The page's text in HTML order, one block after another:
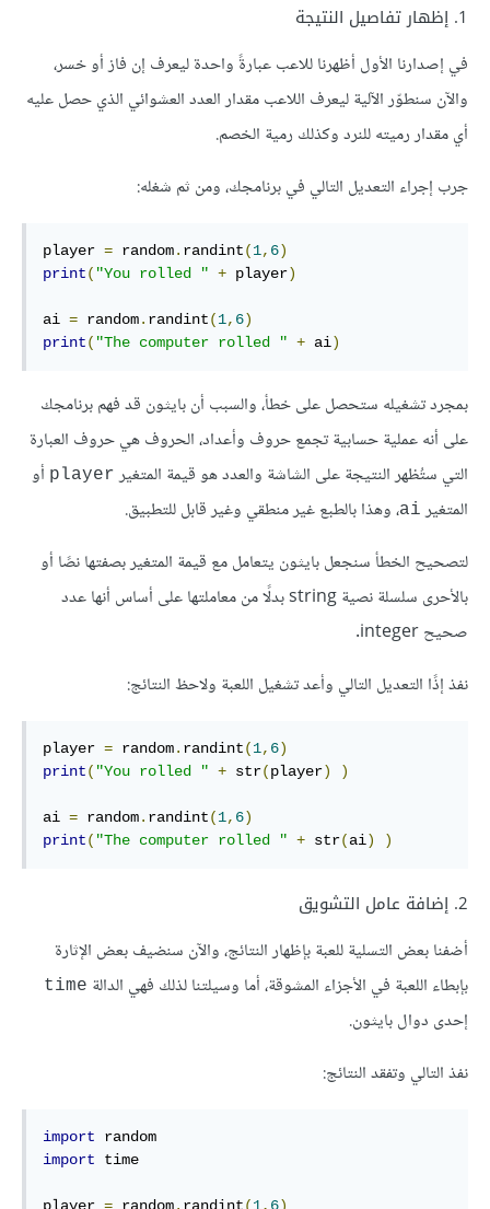
1. إظهار تفاصيل النتيجة
في إصدارنا الأول أظهرنا للاعب عبارةً واحدة ليعرف إن فاز أو خسر،
والآن سنطوّر الآلية ليعرف اللاعب مقدار العدد العشوائي الذي حصل عليه
أي مقدار رميته للنرد وكذلك رمية الخصم.
جرب إجراء التعديل التالي في برنامجك، ومن ثم شغله:
player = random. randint(1, 6)
print( "You rolled " + player)
ai = random. randint(1, 6)
print( "The computer rolled " + ai)
بمجرد تشغيله ستحصل على خطأ، والسبب أن بايثون قد فهم برنامجك
على أنه عملية حسابية تجمع حروف وأعداد، الحروف هي حروف العبارة
التي ستُظهر النتيجة على الشاشة والعدد هو قيمة المتغير player أو
المتغير ai، وهذا بالطبع غير منطقي وغير قابل للتطبيق.
لتصحيح الخطأ سنجعل بايثون يتعامل مع قيمة المتغير بصفتها نصًا أو
بالأحرى سلسلة نصية string بدلًا من معاملتها على أساس أنها عدد
صحيح integer.
نفذ إذًا التعديل التالي وأعد تشغيل اللعبة ولاحظ النتائج:
player = random. randint(1, 6)
print( "You rolled " + str(player) )
ai = random. randint(1, 6)
print( "The computer rolled " + str(ai) )
2. إضافة عامل التشويق
أضفنا بعض التسلية للعبة بإظهار النتائج، والآن سنضيف بعض الإثارة
بإبطاء اللعبة في الأجزاء المشوقة، أما وسيلتنا لذلك فهي الدالة time
إحدى دوال بايثون.
نفذ التالي وتفقد النتائج:
import
import time
player = random. randint(1, 6)